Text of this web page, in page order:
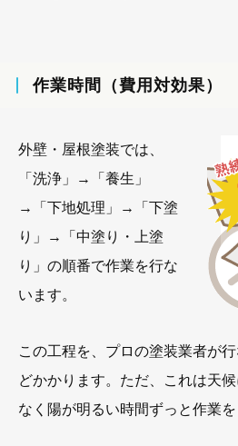
作業時間（費用対効果）
外壁・屋根塗装では、
「洗浄」→「養生」
→「下地処理」→「下塗
り」→「中塗り・上塗
り」の順番で作業を行な
います。
この工程を、プロの塗装業者が
どかかります。ただ、これは天
なく陽が明るい時間ずっと作業を